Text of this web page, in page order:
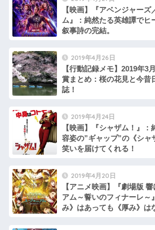
【映画】『アベンジャーズ
ム』：純然たる英雄譚でヒ
叙事詩の完結。
2019年4月26日
【行動記録メモ】2019年3
賞まとめ：桜の花見と今昔
誌！
2019年4月24日
【映画】『シャザム！』：
容姿の”ギャップ”の《シャ
笑いを届けてくれる！
2019年4月20日
【アニメ映画】『劇場版
アム～誓いのフィナーレ～
み》はあっても《厚み》は